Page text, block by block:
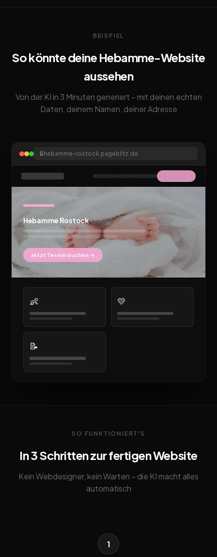
BEISPIEL
So könnte deine Hebamme-Website
aussehen
Von der KI in 3 Minuten generiert – mit deinen echten
Daten, deinem Namen, deiner Adresse
🔒 hebamme-rostock.pageblitz.de
Hebamme Rostock
Jetzt Termin buchen →
👶 💛
📝
SO FUNKTIONIERT'S
In 3 Schritten zur fertigen Website
Kein Webdesigner, kein Warten – die KI macht alles
automatisch
1